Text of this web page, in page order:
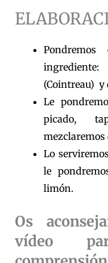
(Cointreau) y
Le
picado,
mezclaremos
Lo
le
limón.
Os
vídeo